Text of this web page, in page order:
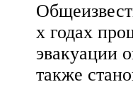
х годах
эвакуации
также